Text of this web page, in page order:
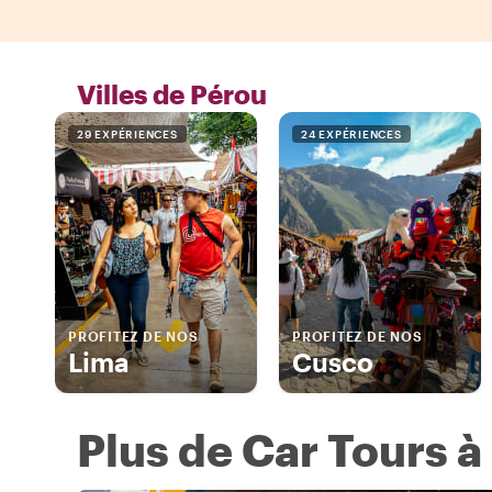
Villes de Pérou
29 EXPÉRIENCES
PROFITEZ DE NOS
Lima
24 EXPÉRIENCES
PROFITEZ DE NOS
Cusco
Plus de Car Tours